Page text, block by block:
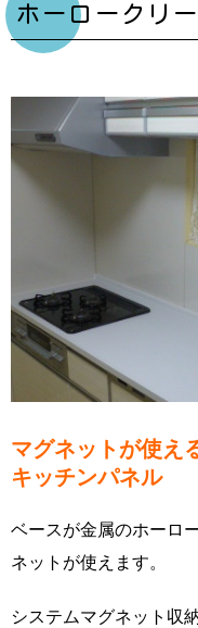
ホーロークリ
マグネットが使え
キッチンパネル
ベースが金属のホーロ
ネットが使えます。
システムマグネット収